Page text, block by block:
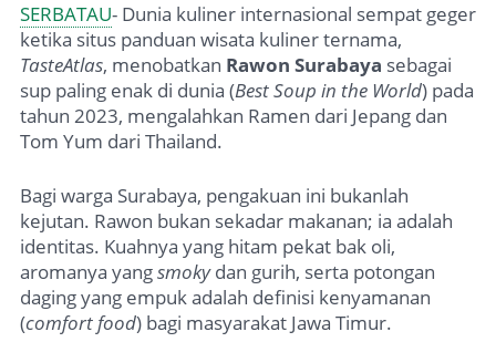
SERBATAU- Dunia kuliner internasional sempat geger
ketika situs panduan wisata kuliner ternama,
TasteAtlas, menobatkan Rawon Surabaya sebagai
sup paling enak di dunia (Best Soup in the World) pada
tahun 2023, mengalahkan Ramen dari Jepang dan
Tom Yum dari Thailand.
Bagi warga Surabaya, pengakuan ini bukanlah
kejutan. Rawon bukan sekadar makanan; ia adalah
identitas. Kuahnya yang hitam pekat bak oli,
aromanya yangsmokydan gurih, serta potongan
daging yang empuk adalah definisi kenyamanan
(comfort food) bagi masyarakat Jawa Timur.